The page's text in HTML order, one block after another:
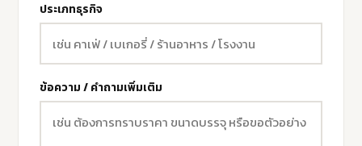
ประเภทธุรกิจ
ข้อความ / คำถามเพิ่มเติม